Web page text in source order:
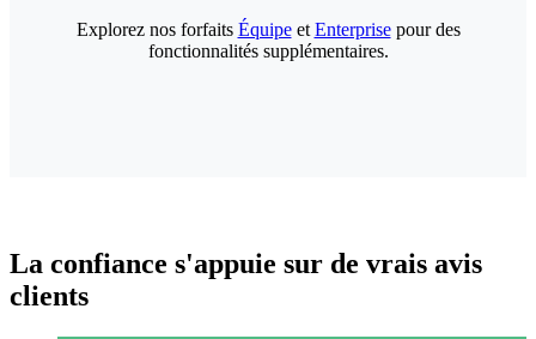
Explorez nos forfaits Équipeet Enterprisepour des
fonctionnalités supplémentaires.
La confiance s'appuie sur de vrais avis
clients